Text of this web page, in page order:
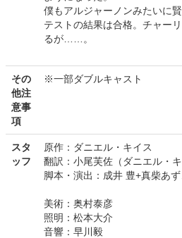
僕もアルジャーノンみたいに
テストの結果は合格。チャー
るが……。
その
他注
意事
項
※一部ダブルキャスト
スタ
ッフ
原作：ダニエル・キイス
翻訳：小尾芙佐（ダニエル・キ
脚本・演出：成井 豊+真柴あず
美術：奥村泰彦
照明：松本大介
音響：早川毅